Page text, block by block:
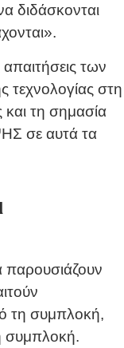
διδάσκονται
των
τεχνολογίας στη
τη σημασία
σε αυτά τα
παρουσιάζουν
τη συμπλοκή,
συμπλοκή.